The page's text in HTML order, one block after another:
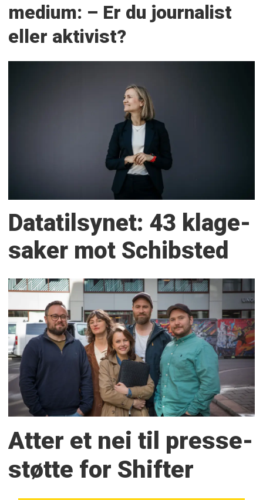
medium: – Er du journalist
eller aktivist?
Datatilsynet: 43 klage­
saker mot Schibsted
Atter et nei til presse­
støtte for Shifter